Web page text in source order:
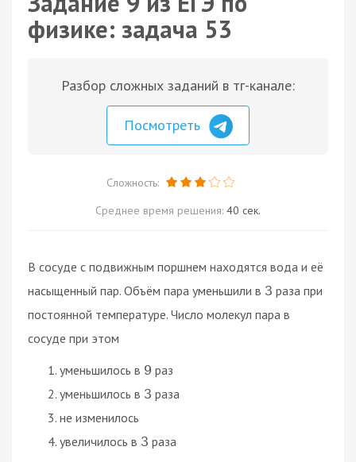
физике: задача 53
Разбор сложных заданий в тг-канале:
Посмотреть
Сложность:
Среднее время решения: 40 сек.
В сосуде с подвижным поршнем находятся вода и её
насыщенный пар. Объём пара уменьшили в 3 раза при
постоянной температуре. Число молекул пара в
сосуде при этом
уменьшилось в 9 раз
уменьшилось в 3 раза
не изменилось
увеличилось в 3 раза